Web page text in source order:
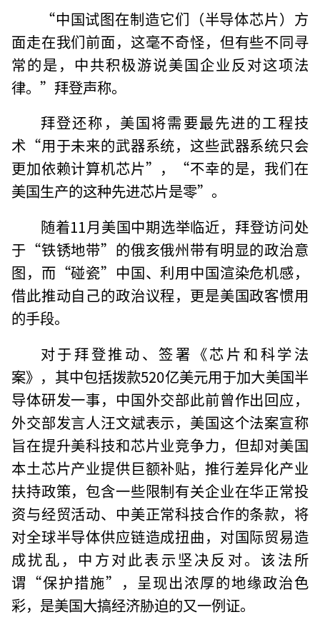
“中国试图在制造它们（半导体芯片）方
面走在我们前面，这毫不奇怪，但有些不同寻
常的是，中共积极游说美国企业反对这项法
律。”拜登声称。
拜登还称，美国将需要最先进的工程技
术“用于未来的武器系统，这些武器系统只会
更加依赖计算机芯片”，“不幸的是，我们在
美国生产的这种先进芯片是零”。
随着11月美国中期选举临近，拜登访问处
于“铁锈地带”的俄亥俄州带有明显的政治意
图，而“碰瓷”中国、利用中国渲染危机感，
借此推动自己的政治议程，更是美国政客惯用
的手段。
对于拜登推动、签署《芯片和科学法
案》，其中包括拨款520亿美元用于加大美国半
导体研发一事，中国外交部此前曾作出回应，
外交部发言人汪文斌表示，美国这个法案宣称
旨在提升美科技和芯片业竞争力，但却对美国
本土芯片产业提供巨额补贴，推行差异化产业
扶持政策，包含一些限制有关企业在华正常投
资与经贸活动、中美正常科技合作的条款，将
对全球半导体供应链造成扭曲，对国际贸易造
成扰乱，中方对此表示坚决反对。该法所
谓“保护措施”，呈现出浓厚的地缘政治色
彩，是美国大搞经济胁迫的又一例证。